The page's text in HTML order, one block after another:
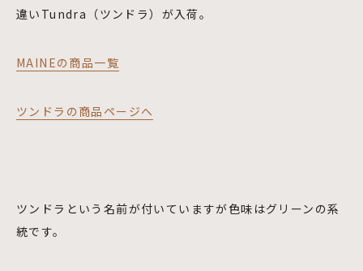
違いTundra（ツンドラ）が入荷。
MAINEの商品一覧
ツンドラの商品ページへ
ツンドラという名前が付いていますが色味はグリーンの系
統です。